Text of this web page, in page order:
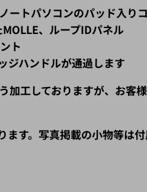
ートパソコンのパッド入り
、ループIDパネル
ト
ジハンドルが通過します
工しておりますが、お客
す。写真掲載の小物等は付